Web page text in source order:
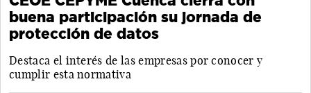
buena participación su jornada de
protección de datos
Destaca el interés de las empresas por conocer y
cumplir esta normativa